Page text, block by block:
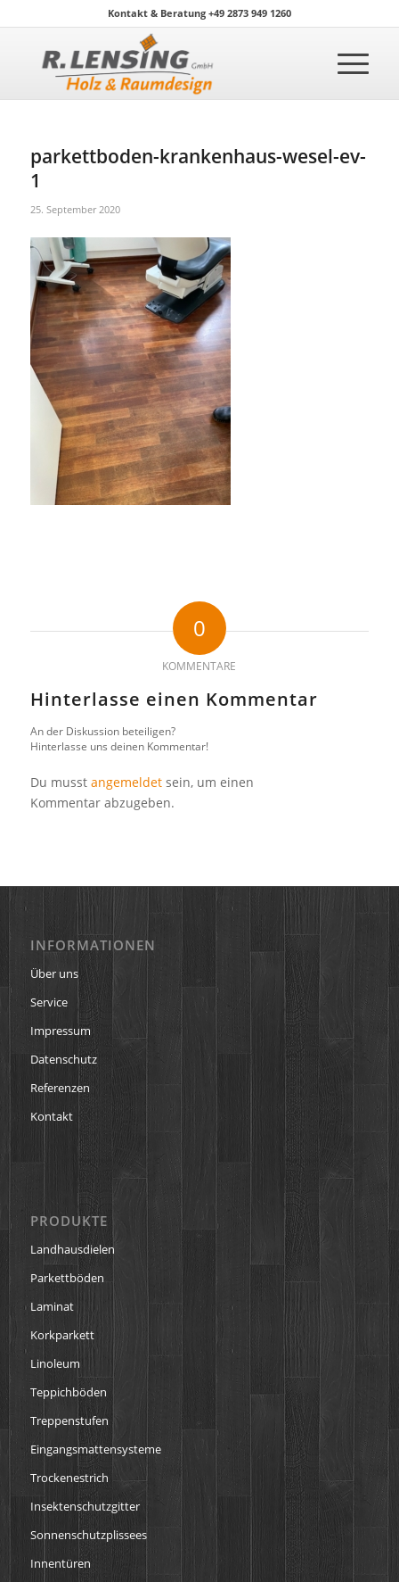
Kontakt & Beratung +49 2873 949 1260
parkettboden-krankenhaus-wesel-ev-
1
25. September 2020
0
KOMMENTARE
Hinterlasse einen Kommentar
An der Diskussion beteiligen?
Hinterlasse uns deinen Kommentar!
Du musst angemeldetsein, um einen
Kommentar abzugeben.
INFORMATIONEN
Über uns
Service
Impressum
Datenschutz
Referenzen
Kontakt
PRODUKTE
Landhausdielen
Parkettböden
Laminat
Korkparkett
Linoleum
Teppichböden
Treppenstufen
Eingangsmattensysteme
Trockenestrich
Insektenschutzgitter
Sonnenschutzplissees
Innentüren